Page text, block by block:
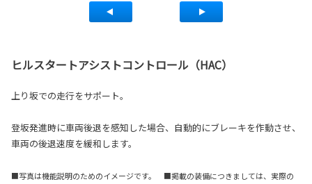
ヒルスタートアシストコントロール（HAC）
上り坂での走行をサポート。
登坂発進時に車両後退を感知した場合、自動的にブレーキを作動させ、
車両の後退速度を緩和します。
■写真は機能説明のためのイメージです。 ■掲載の装備につきましては、実際の